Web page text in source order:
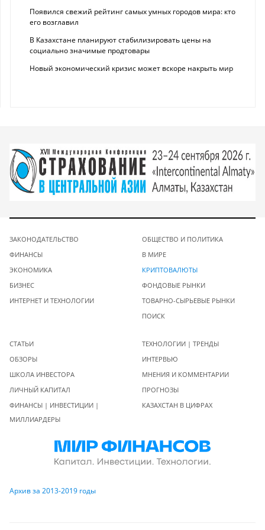
Появился свежий рейтинг самых умных городов мира: кто
его возглавил
В Казахстане планируют стабилизировать цены на
социально значимые продтовары
Новый экономический кризис может вскоре накрыть мир
ЗАКОНОДАТЕЛЬСТВО
ФИНАНСЫ
ЭКОНОМИКА
БИЗНЕС
ИНТЕРНЕТ И ТЕХНОЛОГИИ
ОБЩЕСТВО И ПОЛИТИКА
В МИРЕ
КРИПТОВАЛЮТЫ
ФОНДОВЫЕ РЫНКИ
ТОВАРНО-СЫРЬЕВЫЕ РЫНКИ
ПОИСК
СТАТЬИ
ОБЗОРЫ
ШКОЛА ИНВЕСТОРА
ЛИЧНЫЙ КАПИТАЛ
ФИНАНСЫ | ИНВЕСТИЦИИ |
МИЛЛИАРДЕРЫ
ТЕХНОЛОГИИ | ТРЕНДЫ
ИНТЕРВЬЮ
МНЕНИЯ И КОММЕНТАРИИ
ПРОГНОЗЫ
КАЗАХСТАН В ЦИФРАХ
Архив за 2013-2019 годы